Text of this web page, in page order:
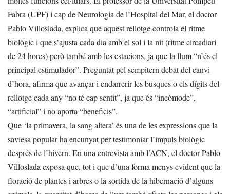
Fabra (UPF) i cap de Neurologia de l’Hospital del Mar, el doctor
Pablo Villoslada, explica que aquest rellotge controla el ritme
biològic i que s’ajusta cada dia amb el sol i la nit (ritme circadiari
de 24 hores) però també amb les estacions, ja que la llum “n’és el
principal estimulador”. Preguntat pel sempitern debat del canvi
d’hora, afirma que avançar i endarrerir les busques o els dígits del
rellotge cada any “no té cap sentit”, ja que és “incòmode”,
“artificial” i no aporta “beneficis”.
Que ‘la primavera, la sang altera’ és una de les expressions que la
saviesa popular ha encunyat per testimoniar l’impuls biològic
després de l’hivern. En una entrevista amb l’ACN, el doctor Pablo
Villoslada exposa que, tot i que d’una forma menys evident que la
floració de plantes i arbres o la sortida de la hibernació d’alguns